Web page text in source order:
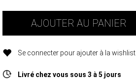
AJOUTER AU PANIER
Se connecter pour ajouter à la wishlist
Livré chez vous sous 3 à 5 jours